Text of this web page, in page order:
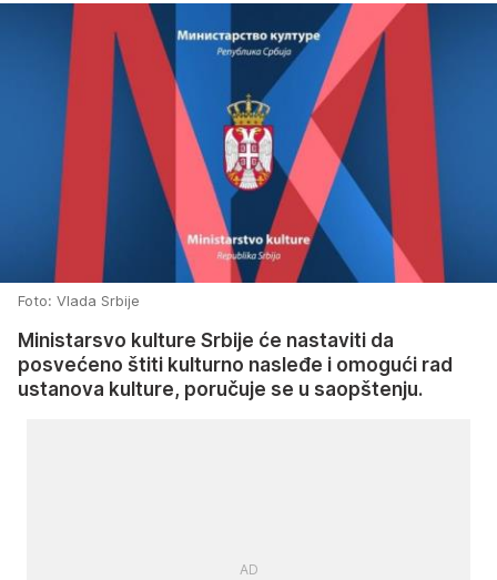
Foto: Vlada Srbije
Ministarsvo kulture Srbije će nastaviti da
posvećeno štiti kulturno nasleđe i omogući rad
ustanova kulture, poručuje se u saopštenju.